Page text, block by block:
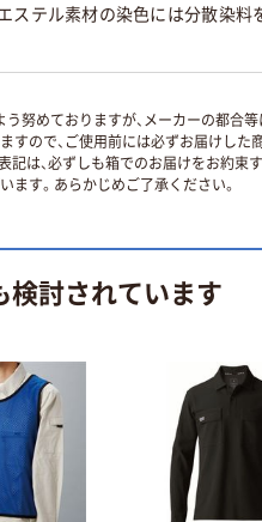
エステル素材の染色には分散染
めておりますが、メーカーの都合等
ので、ご使用前には必ずお届けし
記は、必ずしも箱でのお届けをお約束
す。あらかじめご了承ください。
検討されています